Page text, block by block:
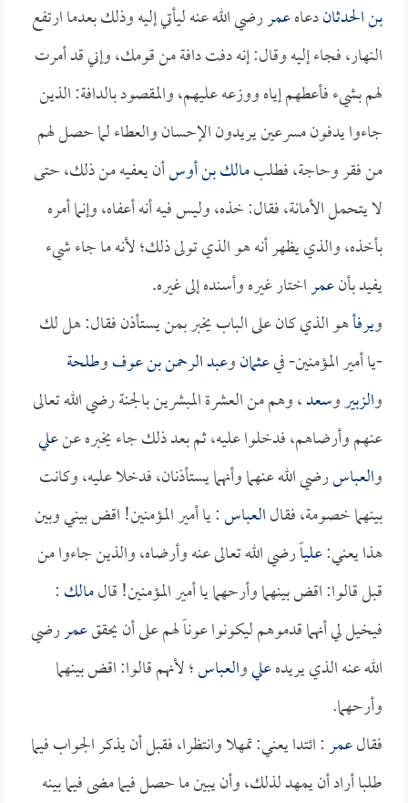
بن الحدثاندعاهعمررضي الله عنه ليأتي إليه وذلك بعدما ارتفع
النهار، فجاء إليه وقال: إنه دفت دافة من قومك، وإني قد أمرت
لهم بشيء فأعطهم إياه ووزعه عليهم، والمقصود بالدافة: الذين
جاءوا يدفون مسرعين يريدون الإحسان والعطاء لما حصل لهم
من فقر وحاجة، فطلبمالك بن أوسأن يعفيه من ذلك، حتى
لا يتحمل الأمانة، فقال: خذه، وليس فيه أنه أعفاه، وإنما أمره
بأخذه، والذي يظهر أنه هو الذي تولى ذلك؛ لأنه ما جاء شيء
يفيد بأنعمراختار غيره وأسنده إلى غيره.
ويرفأهو الذي كان على الباب يخبر بمن يستأذن فقال: هل لك
-يا أمير المؤمنين- فيعثمانوعبد الرحمن بن عوفوطلحة
والزبيروسعد، وهم من العشرة المبشرين بالجنة رضي الله تعالى
عنهم وأرضاهم، فدخلوا عليه، ثم بعد ذلك جاء يخبره عنعلي
والعباسرضي الله عنهما وأنهما يستأذنان، فدخلا عليه، وكانت
بينهما خصومة، فقالالعباس: يا أمير المؤمنين! اقض بيني وبين
هذا يعني:علياًرضي الله تعالى عنه وأرضاه، والذين جاءوا من
قبل قالوا: اقض بينهما وأرحهما يا أمير المؤمنين! قالمالك:
فيخيل لي أنهما قدموهم ليكونوا عوناً لهم على أن يحققعمررضي
الله عنه الذي يريدهعليوالعباس؛ لأنهم قالوا: اقض بينهما
وأرحهما.
فقالعمر: ائتدا يعني: تمهلا وانتظرا، فقبل أن يذكر الجواب فيما
طلبا أراد أن يمهد لذلك، وأن يبين ما حصل فيما مضى فيما بينه